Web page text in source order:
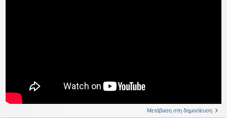
Μετάβαση στη δημοσίευση